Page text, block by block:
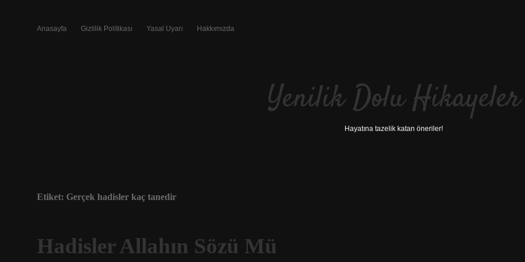
Anasayfa Gizlilik Politikası Yasal Uyarı Hakkımızda
Yenilik Dolu Hikayeler
Hayatına tazelik katan öneriler!
Etiket: Gerçek hadisler kaç tanedir
Hadisler Allahın Sözü Mü